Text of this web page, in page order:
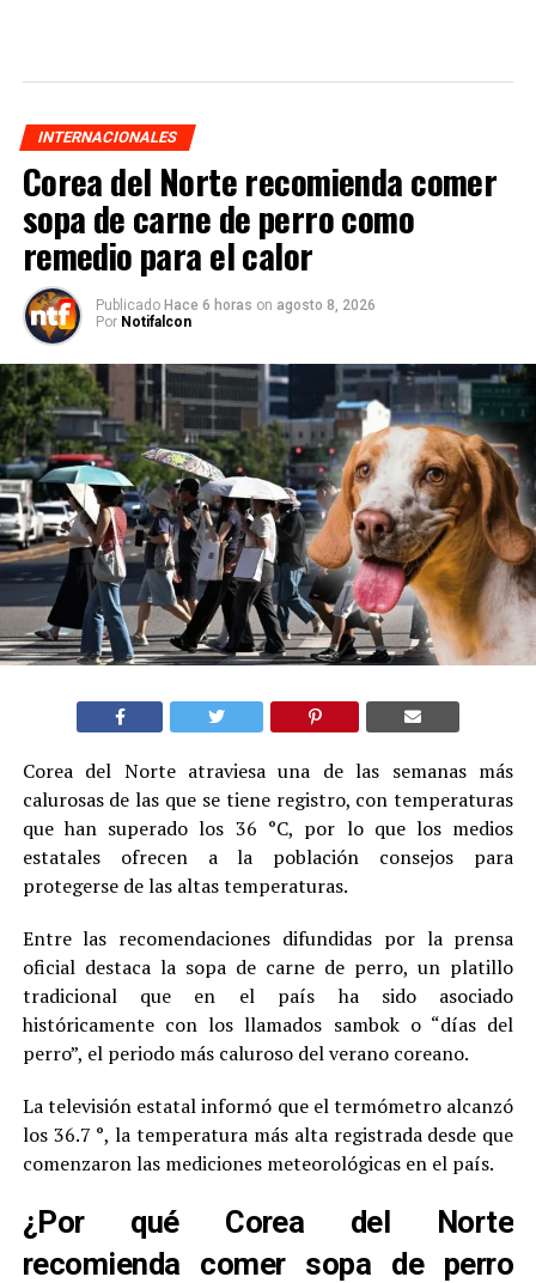
INTERNACIONALES
Corea del Norte recomienda comer
sopa de carne de perro como
remedio para el calor
Publicado Hace 6 horas on agosto 8, 2026
Por Notifalcon
Corea del Norte atraviesa una de las semanas más
calurosas de las que se tiene registro, con temperaturas
que han superado los 36 °C, por lo que los medios
estatales ofrecen a la población consejos para
protegerse de las altas temperaturas.
Entre las recomendaciones difundidas por la prensa
oficial destaca la sopa de carne de perro, un platillo
tradicional que en el país ha sido asociado
históricamente con los llamados sambok o “días del
perro”, el periodo más caluroso del verano coreano.
La televisión estatal informó que el termómetro alcanzó
los 36.7 °, la temperatura más alta registrada desde que
comenzaron las mediciones meteorológicas en el país.
¿Por qué Corea del Norte
recomienda comer sopa de perro